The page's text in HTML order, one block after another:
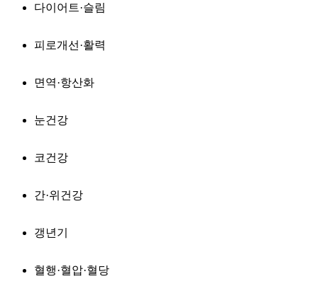
다이어트·슬림
피로개선·활력
면역·항산화
눈건강
코건강
간·위건강
갱년기
혈행·혈압·혈당